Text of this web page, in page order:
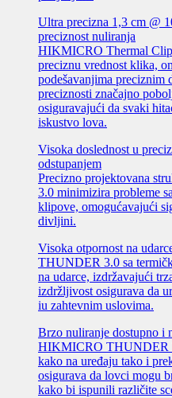
Ultra precizna 1,3 cm @
preciznost nuliranja
HIKMICRO Thermal
preciznu vrednost klika,
podešavanjima
preciznosti značajno
osiguravajući da svaki
iskustvo lova.
Visoka doslednost u
odstupanjem
Precizno projektovana
3.0 minimizira probleme
klipove, omogućavajući
divljini.
Visoka otpornost na
THUNDER 3.0 sa
na udarce, izdržavajući
izdržljivost osigurava da
iu zahtevnim uslovima.
Brzo nuliranje dostupno i
HIKMICRO THUNDER
kako na uređaju tako i
osigurava da lovci mogu
kako bi ispunili različite